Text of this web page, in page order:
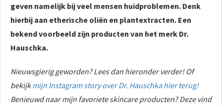
geven namelijk bij veel mensen huidproblemen. Denk
hierbij aan etherische oliën en plantextracten. Een
bekend voorbeeld zijn producten van het merk Dr.
Hauschka.
Nieuwsgierig geworden? Lees dan hieronder verder! Of
bekijkmijn Instagram story over Dr. Hauschka hier terug!
Benieuwd naar mijn favoriete skincare producten? Deze vind
van
op
gebruikt
te